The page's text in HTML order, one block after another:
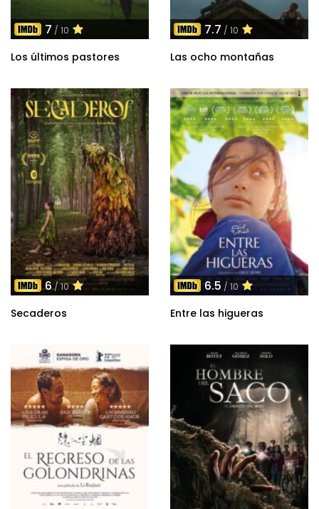
7 / 10
Los últimos pastores
7.7 / 10
Las ocho montañas
6/ 10
Secaderos
6.5 / 10
Entre las higueras